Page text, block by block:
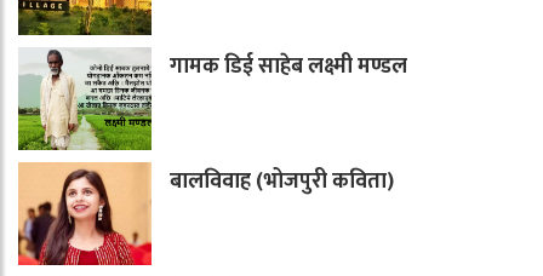
गामक डिई साहेब लक्ष्मी मण्डल
बालविवाह (भोजपुरी कविता)